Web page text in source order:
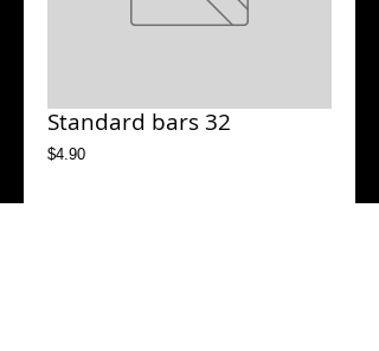
Standard bars 32
$4.90Price